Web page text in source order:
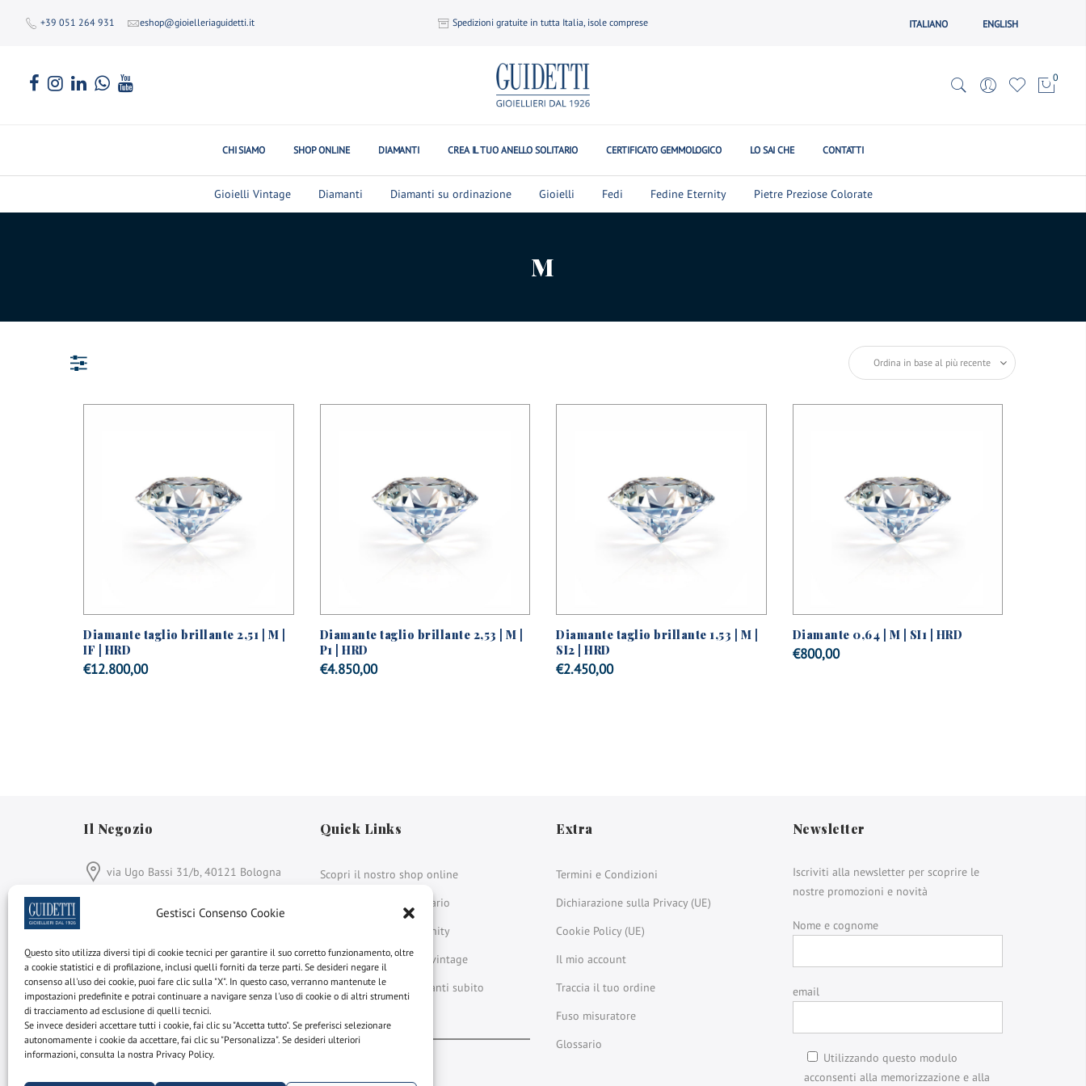
Gestisci Consenso Cookie
Questo sito utilizza diversi tipi di cookie tecnici per garantire il suo corretto funzionamento, oltre
a cookie statistici e di profilazione, inclusi quelli forniti da terze parti. Se desideri negare il
consenso all'uso dei cookie, puoi fare clic sulla "X". In questo caso, verranno mantenute le
impostazioni predefinite e potrai continuare a navigare senza l'uso di cookie o di altri strumenti
di tracciamento ad esclusione di quelli tecnici.
Se invece desideri accettare tutti i cookie, fai clic su "Accetta tutto". Se preferisci selezionare
autonomamente i cookie da accettare, fai clic su "Personalizza". Se desideri ulteriori
informazioni, consulta la nostra Privacy Policy.
+39 051 264 931 eshop@gioielleriaguidetti.it Spedizioni gratuite in tutta Italia, isole comprese ITALIANO ENGLISH
0
CHI SIAMO SHOP ONLINE DIAMANTI CREA IL TUO ANELLO SOLITARIO CERTIFICATO GEMMOLOGICO LO SAI CHE CONTATTI
Gioielli Vintage Diamanti Diamanti su ordinazione Gioielli Fedi Fedine Eternity Pietre Preziose Colorate
M
Diamante taglio brillante 2,51 | M |
IF | HRD
€12.800,00
Diamante taglio brillante 2,53 | M |
P1 | HRD
€4.850,00
Diamante taglio brillante 1,53 | M |
SI2 | HRD
€2.450,00
Diamante 0,64 | M | SI1 | HRD
€800,00
Il Negozio
via Ugo Bassi 31/b, 40121 Bologna
eshop@gioielleriaguidetti.it
9:00-13:30 e 15:00-19:30
+39 051 264 931
Gioielleria Guidetti
is a member of
Quick Links
Scopri il nostro shop online
Crea il tuo anello solitario
Crea la tua fedina Eternity
Scopri i nostri gioielli vintage
Cerca tra i nostri diamanti subito
Extra
Termini e Condizioni
Dichiarazione sulla Privacy (UE)
Cookie Policy (UE)
Il mio account
Traccia il tuo ordine
Fuso misuratore
Glossario
Newsletter
Iscriviti alla newsletter per scoprire le
nostre promozioni e novità
Nome e cognome
email
Utilizzando questo modulo
acconsenti alla memorizzazione e alla